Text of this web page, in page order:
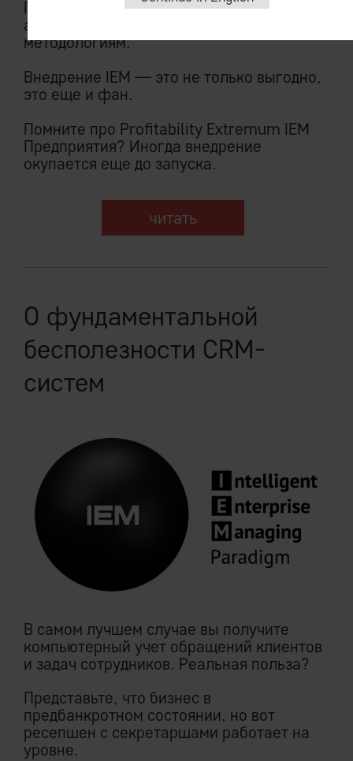
Принципы развертывания IEM System
абсолютно противоположны ERP-
методологиям.
Внедрение IEM — это не только выгодно,
это еще и фан.
Помните про Profitability Extremum IEM
Предприятия? Иногда внедрение
окупается еще до запуска.
читать
О фундаментальной
бесполезности CRM-
систем
В самом лучшем случае вы получите
компьютерный учет обращений клиентов
и задач сотрудников. Реальная польза?
Представьте, что бизнес в
предбанкротном состоянии, но вот
ресепшен с секретаршами работает на
уровне.